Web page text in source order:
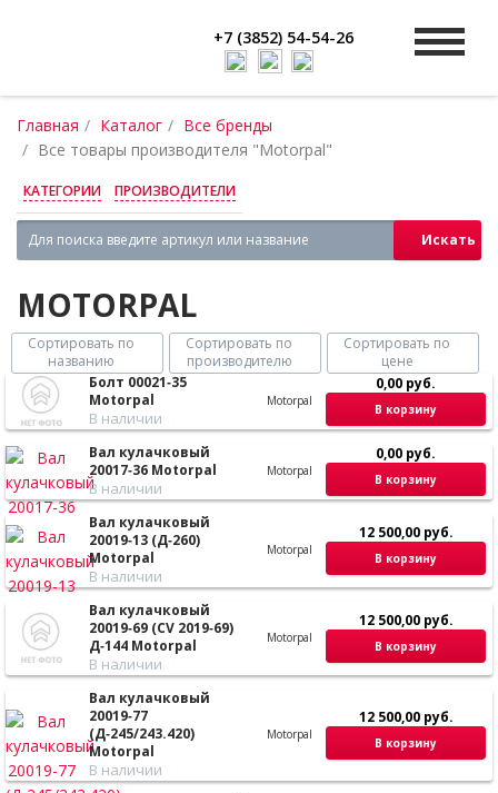
+7 (3852) 54-54-26
Главная Каталог
Все бренды
Все товары производителя "Motorpal"
КАТЕГОРИИ ПРОИЗВОДИТЕЛИ
Искать
MOTORPAL
Сортировать по
названию
Сортировать по
производителю
Сортировать по
цене
Болт 00021‑35
Motorpal
В наличии
Motorpal
0,00 руб.
В корзину
Вал кулачковый
20017‑36 Motorpal
В наличии
Motorpal
0,00 руб.
В корзину
Вал кулачковый
20019‑13 (Д‑260)
Motorpal
В наличии
Motorpal
12 500,00 руб.
В корзину
Вал кулачковый
20019‑69 (CV 2019‑69)
Д‑144 Motorpal
В наличии
Motorpal
12 500,00 руб.
В корзину
Вал кулачковый
20019‑77
(Д‑245/243.420)
Motorpal
В наличии
Motorpal
12 500,00 руб.
В корзину